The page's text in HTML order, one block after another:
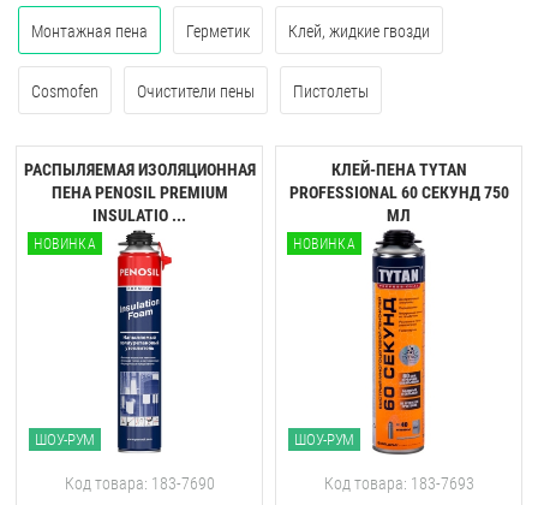
Монтажная пена Герметик Клей, жидкие гвозди
Cosmofen Очистители пены Пистолеты
РАСПЫЛЯЕМАЯ ИЗОЛЯЦИОННАЯ
ПЕНА PENOSIL PREMIUM
INSULATIO ...
НОВИНКА
ШОУ-РУМ
Код товара: 183-7690
КЛЕЙ-ПЕНА TYTAN
PROFESSIONAL 60 CЕКУНД 750
МЛ
НОВИНКА
ШОУ-РУМ
Код товара: 183-7693